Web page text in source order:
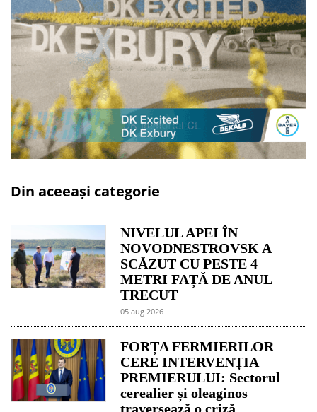
Din aceeași categorie
NIVELUL APEI ÎN
NOVODNESTROVSK A
SCĂZUT CU PESTE 4
METRI FAȚĂ DE ANUL
TRECUT
05 aug 2026
FORȚA FERMIERILOR
CERE INTERVENȚIA
PREMIERULUI: Sectorul
cerealier și oleaginos
traversează o criză